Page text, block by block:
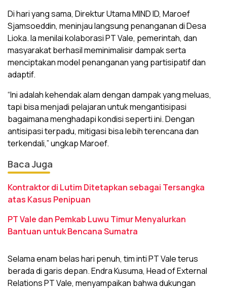
Di hari yang sama, Direktur Utama MIND ID, Maroef
Sjamsoeddin, meninjau langsung penanganan di Desa
Lioka. Ia menilai kolaborasi PT Vale, pemerintah, dan
masyarakat berhasil meminimalisir dampak serta
menciptakan model penanganan yang partisipatif dan
adaptif.
“Ini adalah kehendak alam dengan dampak yang meluas,
tapi bisa menjadi pelajaran untuk mengantisipasi
bagaimana menghadapi kondisi seperti ini. Dengan
antisipasi terpadu, mitigasi bisa lebih terencana dan
terkendali,” ungkap Maroef.
Baca Juga
Kontraktor di Lutim Ditetapkan sebagai Tersangka
atas Kasus Penipuan
PT Vale dan Pemkab Luwu Timur Menyalurkan
Bantuan untuk Bencana Sumatra
Selama enam belas hari penuh, tim inti PT Vale terus
berada di garis depan. Endra Kusuma, Head of External
Relations PT Vale, menyampaikan bahwa dukungan